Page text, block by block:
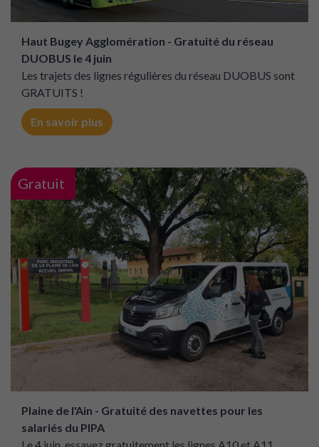
Haut Bugey Agglomération - Gratuité du réseau
DUOBUS le 4 juin
Les trajets des lignes régulières du réseau DUOBUS sont
GRATUITS !
En savoir plus
Gratuit
Plaine de l'Ain - Gratuité des navettes pour les
salariés du PIPA